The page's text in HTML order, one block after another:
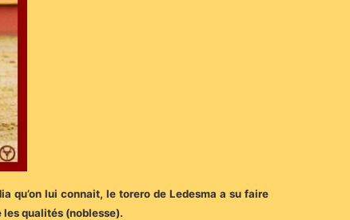
qu’on lui connait, le torero de Ledesma a su faire
qualités (noblesse).